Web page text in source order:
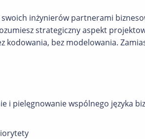
inżynierów partnerami
strategiczny aspekt
bez modelowania.
i pielęgnowanie wspólnego języka